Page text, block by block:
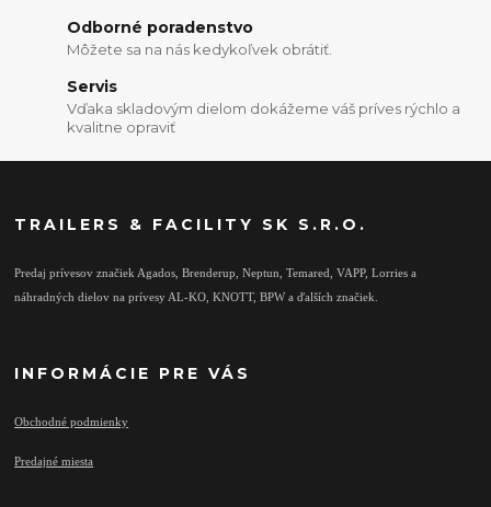
Odborné poradenstvo
Môžete sa na nás kedykoľvek obrátiť.
Servis
Vďaka skladovým dielom dokážeme váš príves rýchlo a
kvalitne opraviť
TRAILERS & FACILITY SK S.R.O.
Predaj prívesov značiek Agados, Brenderup, Neptun, Temared, VAPP, Lorries a
náhradných dielov na prívesy AL-KO, KNOTT, BPW a ďalších značiek.
INFORMÁCIE PRE VÁS
Obchodné podmienky
Predajné miesta